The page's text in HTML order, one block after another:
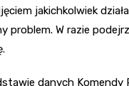
jakichkolwiek
W razie
danych Komendy